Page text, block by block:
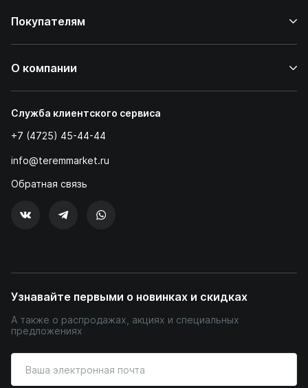
Покупателям
О компании
Служба клиентского сервиса
+7 (4725) 45-44-44
info@teremmarket.ru
Обратная связь
Узнавайте первыми о новинках и скидках
А также о распродажах, акциях и специальных
предложениях
ваш